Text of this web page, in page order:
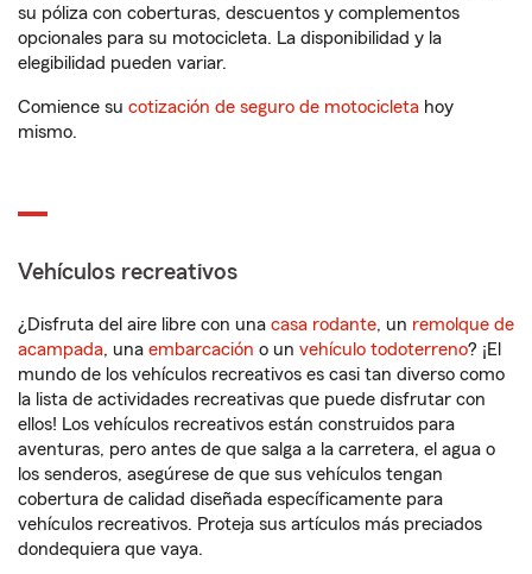
su póliza con coberturas, descuentos y complementos
opcionales para su motocicleta. La disponibilidad y la
elegibilidad pueden variar.
Comience su cotización de seguro de motocicleta hoy
mismo.
Vehículos recreativos
¿Disfruta del aire libre con una casa rodante, un remolque de
acampada, una embarcación o un vehículo todoterreno? ¡El
mundo de los vehículos recreativos es casi tan diverso como
la lista de actividades recreativas que puede disfrutar con
ellos! Los vehículos recreativos están construidos para
aventuras, pero antes de que salga a la carretera, el agua o
los senderos, asegúrese de que sus vehículos tengan
cobertura de calidad diseñada específicamente para
vehículos recreativos. Proteja sus artículos más preciados
dondequiera que vaya.